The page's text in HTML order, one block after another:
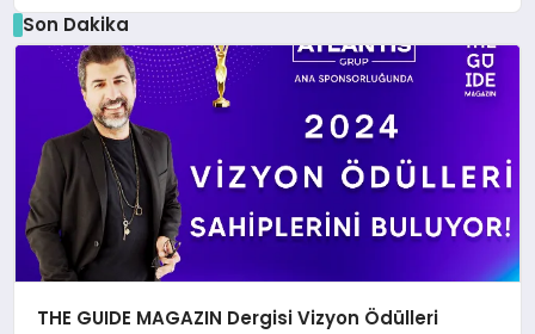
Son Dakika
THE GUIDE MAGAZIN Dergisi Vizyon Ödülleri